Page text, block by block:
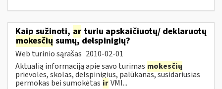
Kaip sužinoti, ar turiu apskaičiuotų/ deklaruotų
mokesčių sumų, delspinigių?
Web turinio sąrašas 2010-02-01
Aktualią informaciją apie savo turimas mokesčių
prievoles, skolas, delspinigius, palūkanas, susidariusias
permokas bei sumokėtas irVMI...